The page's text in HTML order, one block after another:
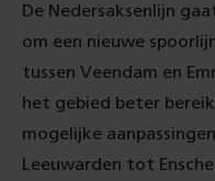
De Nedersaksenlijn
om een nieuwe
tussen Veendam en
het gebied beter
mogelijke
Leeuwarden tot